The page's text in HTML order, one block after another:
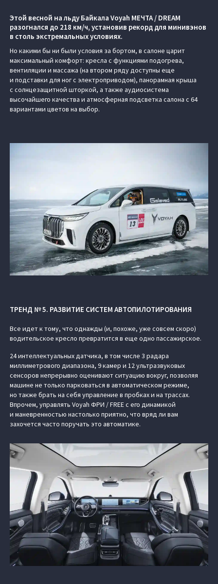
Этой весной на льду Байкала Voyah МЕЧТА / DREAM
разогнался до 218 км/ч, установив рекорд для минивэнов
в столь экстремальных условиях.
Но какими бы ни были условия за бортом, в салоне царит
максимальный комфорт: кресла с функциями подогрева,
вентиляции и массажа (на втором ряду доступны еще
и подставки для ног с электроприводом), панорамная крыша
с солнцезащитной шторкой, а также аудиосистема
высочайшего качества и атмосферная подсветка салона с 64
вариантами цветов на выбор.
ТРЕНД № 5. РАЗВИТИЕ СИСТЕМ АВТОПИЛОТИРОВАНИЯ
Все идет к тому, что однажды (и, похоже, уже совсем скоро)
водительское кресло превратится в еще одно пассажирское.
24 интеллектуальных датчика, в том числе 3 радара
миллиметрового диапазона, 9 камер и 12 ультразвуковых
сенсоров непрерывно оценивают ситуацию вокруг, позволяя
машине не только парковаться в автоматическом режиме,
но также брать на себя управление в пробках и на трассах.
Впрочем, управлять Voyah ФРИ / FREE с его динамикой
и маневренностью настолько приятно, что вряд ли вам
захочется часто поручать это автоматике.